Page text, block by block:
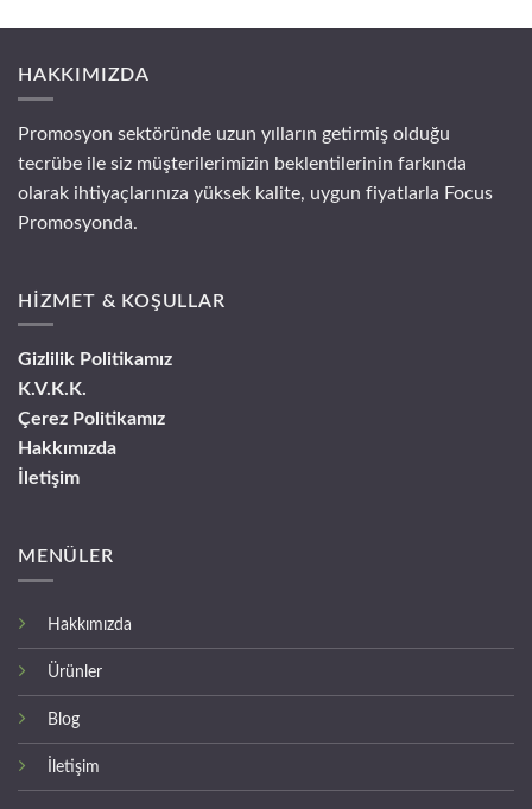
HAKKIMIZDA
Promosyon sektöründe uzun yılların getirmiş olduğu
tecrübe ile siz müşterilerimizin beklentilerinin farkında
olarak ihtiyaçlarınıza yüksek kalite, uygun fiyatlarla Focus
Promosyonda.
HİZMET & KOŞULLAR
Gizlilik Politikamız
K.V.K.K.
Çerez Politikamız
Hakkımızda
İletişim
MENÜLER
Hakkımızda
Ürünler
Blog
İletişim